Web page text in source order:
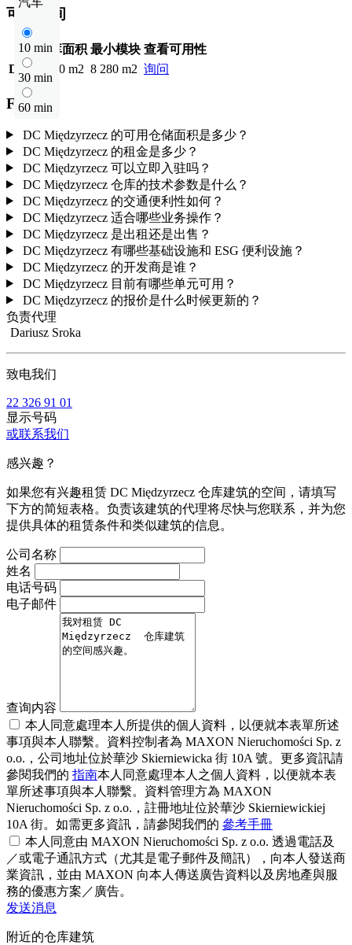
10 min
30 min
60 min
可用空间
仓库面积 最小模块 查看可用性
DC1
8 280 m2 8 280 m2 询问
FAQ
DC Międzyrzecz 的可用仓储面积是多少？
DC Międzyrzecz 的租金是多少？
DC Międzyrzecz 可以立即入驻吗？
DC Międzyrzecz 仓库的技术参数是什么？
DC Międzyrzecz 的交通便利性如何？
DC Międzyrzecz 适合哪些业务操作？
DC Międzyrzecz 是出租还是出售？
DC Międzyrzecz 有哪些基础设施和 ESG 便利设施？
DC Międzyrzecz 的开发商是谁？
DC Międzyrzecz 目前有哪些单元可用？
DC Międzyrzecz 的报价是什么时候更新的？
负责代理
Dariusz Sroka
致电我们
22 326 91 01
显示号码
或联系我们
感兴趣？
如果您有兴趣租赁 DC Międzyrzecz 仓库建筑的空间，请填写
下方的简短表格。负责该建筑的代理将尽快与您联系，并为您
提供具体的租赁条件和类似建筑的信息。
公司名称
姓名
电话号码
电子邮件
查询内容
本人同意處理本人所提供的個人資料，以便就本表單所述
事項與本人聯繫。資料控制者為 MAXON Nieruchomości Sp. z
o.o.，公司地址位於華沙 Skierniewicka 街 10A 號。更多資訊請
參閱我們的 指南本人同意處理本人之個人資料，以便就本表
單所述事項與本人聯繫。資料管理方為 MAXON
Nieruchomości Sp. z o.o.，註冊地址位於華沙 Skierniewickiej
10A 街。如需更多資訊，請參閱我們的 參考手冊
本人同意由 MAXON Nieruchomości Sp. z o.o. 透過電話及
／或電子通訊方式（尤其是電子郵件及簡訊），向本人發送商
業資訊，並由 MAXON 向本人傳送廣告資料以及房地產與服
務的優惠方案／廣告。
发送消息
附近的仓库建筑